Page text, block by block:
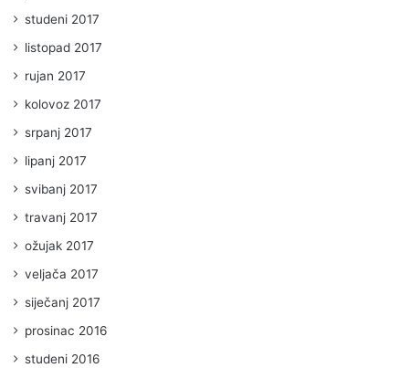
studeni 2017
listopad 2017
rujan 2017
kolovoz 2017
srpanj 2017
lipanj 2017
svibanj 2017
travanj 2017
ožujak 2017
veljača 2017
siječanj 2017
prosinac 2016
studeni 2016